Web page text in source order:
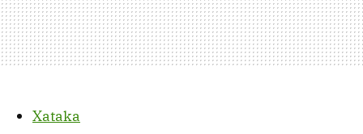
Xataka